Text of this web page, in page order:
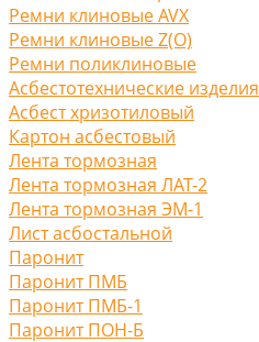
Ремни клиновые AVX
Ремни клиновые Z(O)
Ремни поликлиновые
Асбестотехнические изделия
Асбест хризотиловый
Картон асбестовый
Лента тормозная
Лента тормозная ЛАТ-2
Лента тормозная ЭМ-1
Лист асбостальной
Паронит
Паронит ПМБ
Паронит ПМБ-1
Паронит ПОН-Б